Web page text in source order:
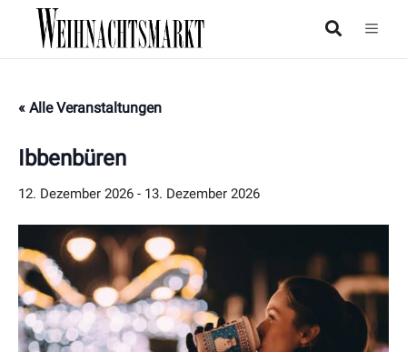
« Alle Veranstaltungen
Ibbenbüren
12. Dezember 2026 - 13. Dezember 2026